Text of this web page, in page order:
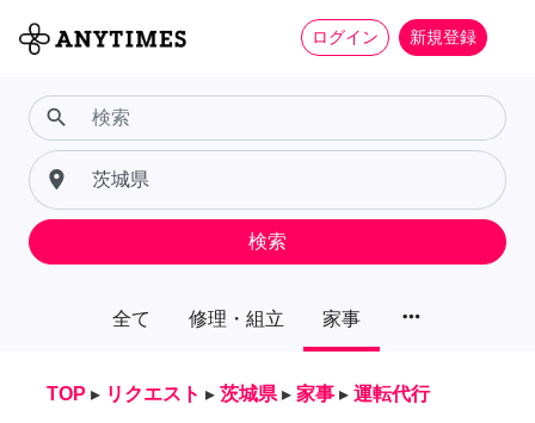
ログイン 新規登録
全て 修理・組立 家事 more_horiz
search
place
検索
TOP ▸ リクエスト ▸ 茨城県 ▸ 家事 ▸ 運転代行